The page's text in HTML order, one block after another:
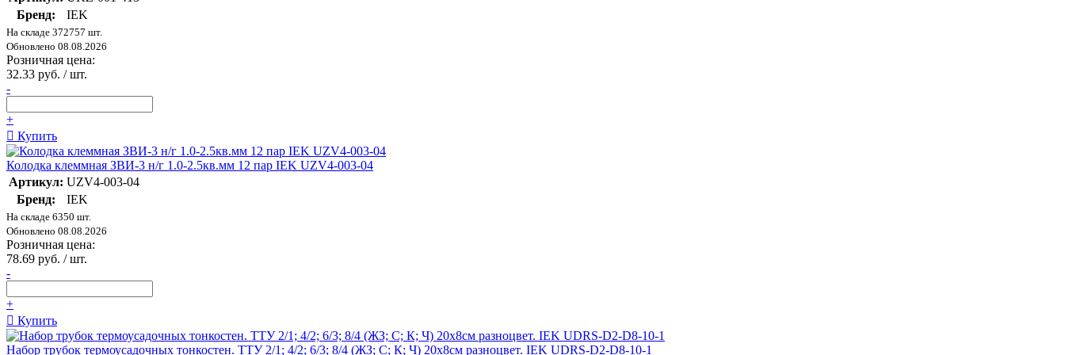
Бренд:
IEK
На складе 372757 шт.
Обновлено 08.08.2026
Розничная цена:
32.33 руб. / шт.
-
+
Купить
Колодка клеммная ЗВИ-3 н/г 1.0-2.5кв.мм 12 пар IEK UZV4-003-04
Артикул: UZV4-003-04
Бренд:
IEK
На складе 6350 шт.
Обновлено 08.08.2026
Розничная цена:
78.69 руб. / шт.
-
+
Купить
Набор трубок термоусадочных тонкостен. ТТУ 2/1; 4/2; 6/3; 8/4 (ЖЗ; С; К; Ч) 20х8см разноцвет. IEK UDRS-D2-D8-10-1